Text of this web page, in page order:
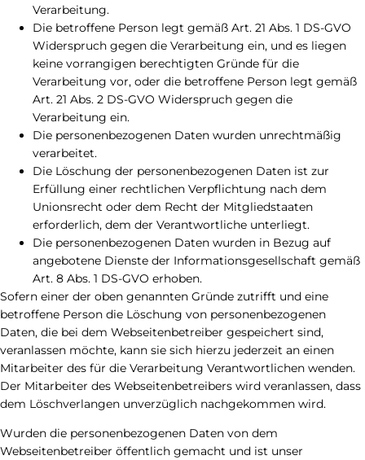
Verarbeitung.
Die betroffene Person legt gemäß Art. 21 Abs. 1 DS-GVO
Widerspruch gegen die Verarbeitung ein, und es liegen
keine vorrangigen berechtigten Gründe für die
Verarbeitung vor, oder die betroffene Person legt gemäß
Art. 21 Abs. 2 DS-GVO Widerspruch gegen die
Verarbeitung ein.
Die personenbezogenen Daten wurden unrechtmäßig
verarbeitet.
Die Löschung der personenbezogenen Daten ist zur
Erfüllung einer rechtlichen Verpflichtung nach dem
Unionsrecht oder dem Recht der Mitgliedstaaten
erforderlich, dem der Verantwortliche unterliegt.
Die personenbezogenen Daten wurden in Bezug auf
angebotene Dienste der Informationsgesellschaft gemäß
Art. 8 Abs. 1 DS-GVO erhoben.
Sofern einer der oben genannten Gründe zutrifft und eine
betroffene Person die Löschung von personenbezogenen
Daten, die bei dem Webseitenbetreiber gespeichert sind,
veranlassen möchte, kann sie sich hierzu jederzeit an einen
Mitarbeiter des für die Verarbeitung Verantwortlichen wenden.
Der Mitarbeiter des Webseitenbetreibers wird veranlassen, dass
dem Löschverlangen unverzüglich nachgekommen wird.
Wurden die personenbezogenen Daten von dem
Webseitenbetreiber öffentlich gemacht und ist unser